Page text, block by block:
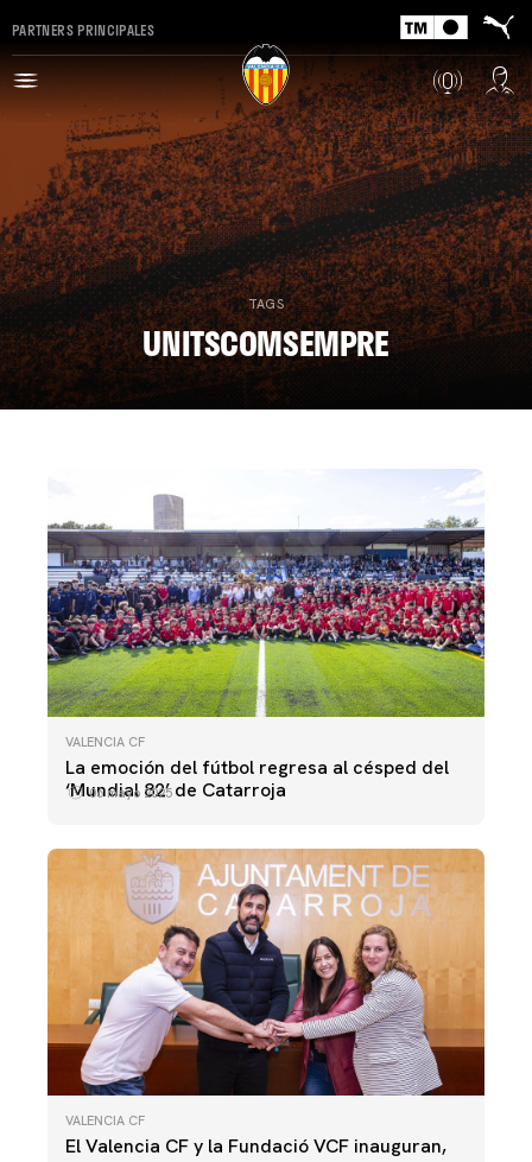
PARTNERS PRINCIPALES
TAGS
UNITSCOMSEMPRE
VALENCIA CF
La emoción del fútbol regresa al césped del
‘Mundial 82’ de Catarroja
06 mayo 2025
VALENCIA CF
El Valencia CF y la Fundació VCF inauguran,